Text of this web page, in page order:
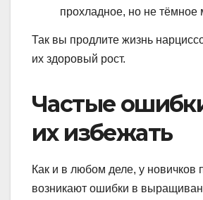
прохладное, но не тёмное
Так вы продлите жизнь
их здоровый рост.
Частые
их избежать
Как и в любом деле, у новичков
возникают ошибки в